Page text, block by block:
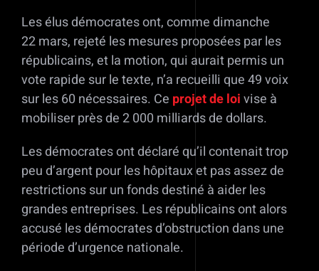
Les élus démocrates ont, comme dimanche
22 mars, rejeté les mesures proposées par les
républicains, et la motion, qui aurait permis un
vote rapide sur le texte, n’a recueilli que 49 voix
sur les 60 nécessaires. Ce projet de loivise à
mobiliser près de 2 000 milliards de dollars.
Les démocrates ont déclaré qu’il contenait trop
peu d’argent pour les hôpitaux et pas assez de
restrictions sur un fonds destiné à aider les
grandes entreprises. Les républicains ont alors
accusé les démocrates d’obstruction dans une
période d’urgence nationale.